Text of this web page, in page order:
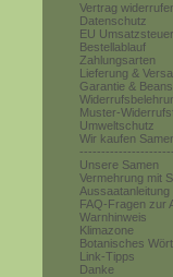
Vertrag
Datenschutz
EU Umsatzsteuer
Bestellablauf
Zahlungsarten
Lieferung &
Garantie &
Muster-
Umweltschutz
Wir kaufen
Unsere Samen
Vermehrung mit
Aussaatanleitung
FAQ-Fragen zur
Warnhinweis
Klimazone
Botanisches
Link-Tipps
Danke